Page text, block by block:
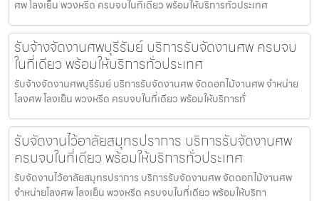
ศพ โลงเย็น พวงหรีด ครบจบในที่เดียว พร้อมให้บริการทั่วประเทศ
รับจ้างจัดงานศพบุรีรัมย์ บริการรับจัดงานศพ ครบจบ
ในที่เดียว พร้อมให้บริการทั่วประเทศ
รับจ้างจัดงานศพบุรีรัมย์ บริการรับจัดงานศพ จัดดอกไม้งานศพ จำหน่าย
โลงศพ โลงเย็น พวงหรีด ครบจบในที่เดียว พร้อมให้บริการทั่
รับจัดงานไว้อาลัยสมุทรปราการ บริการรับจัดงานศพ
ครบจบในที่เดียว พร้อมให้บริการทั่วประเทศ
รับจัดงานไว้อาลัยสมุทรปราการ บริการรับจัดงานศพ จัดดอกไม้งานศพ
จำหน่ายโลงศพ โลงเย็น พวงหรีด ครบจบในที่เดียว พร้อมให้บริกา